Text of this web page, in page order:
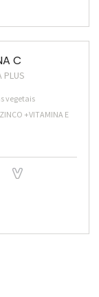
C
PLUS
vegetais
+VITAMINA E